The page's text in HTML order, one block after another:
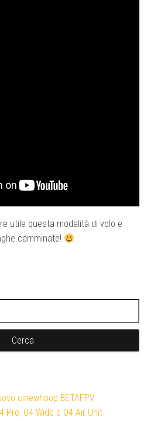
utile questa modalità di volo e
camminate!
cinewhoop BETAFPV
Pro, O4 Wide e O4 Air Unit